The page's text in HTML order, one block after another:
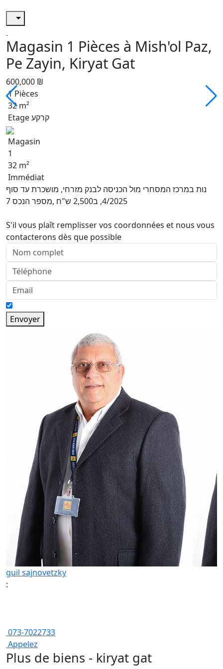
Magasin 1 Pièces à Mish'ol Paz,
Pe Zayin, Kiryat Gat
600,000 ₪
1 Pièces
32 m²
Etage קרקע
Magasin
1
32 m²
Immédiat
נות במרכז המסחרי מול הכניסה לבנק מזרחי, מושכרת עד סוף
4/2025, ב2,500 ש"ח ,מספר הנכס 7
S'il vous plaît remplisser vos coordonnées et nous vous
contacterons dès que possible
Envoyer
guil sajnovetzky
:
073-7022733
Appelez
Plus de biens - kiryat gat